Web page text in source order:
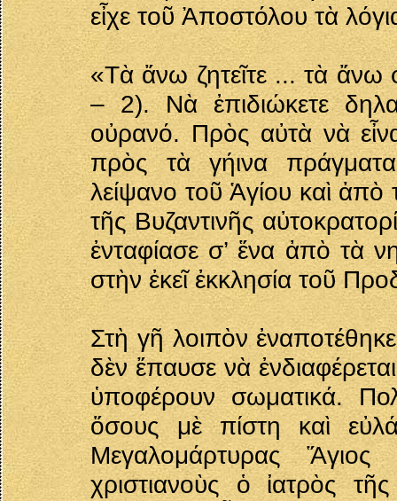
εἶχε τοῦ Ἀποστόλου τὰ
«Τὰ ἄνω ζητεῖτε ... τὰ ἄνω
– 2). Νὰ ἐπιδιώκετε
οὐρανό. Πρὸς αὐτὰ νὰ
πρὸς τὰ γήινα
λείψανο τοῦ Ἁγίου καὶ ἀπὸ
τῆς Βυζαντινῆς
ἐνταφίασε σ’ ἕνα ἀπὸ τὰ
στὴν ἐκεῖ ἐκκλησία τοῦ
Στὴ γῆ λοιπὸν
δὲν ἔπαυσε νὰ
ὑποφέρουν σωματικά.
ὅσους μὲ πίστη καὶ
Μεγαλομάρτυρας Ἅγιος
χριστιανοὺς ὁ ἰατρὸς